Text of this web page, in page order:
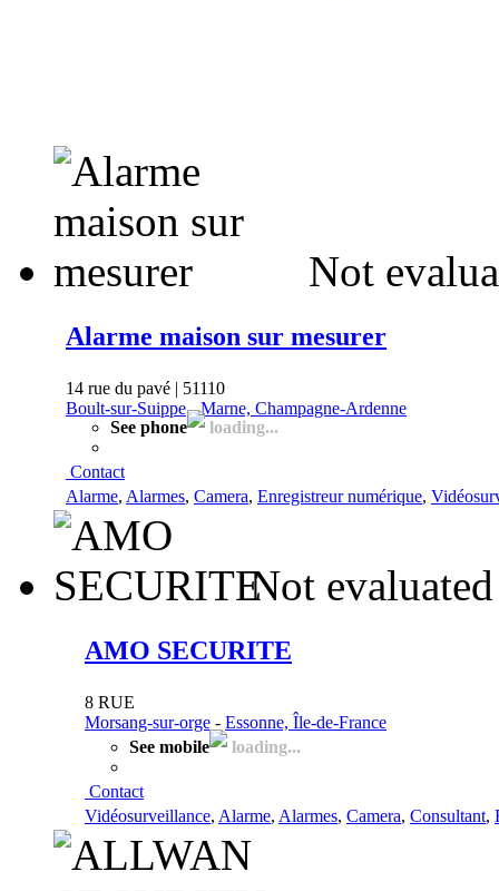
Not
Alarme maison sur mesurer
14 rue du pavé | 51110
Boult-sur-Suippe-Marne, Champagne-Ardenne
See phone
loading...
Contact
Alarme, Alarmes, Camera, Enregistreur numérique,
Not
AMO SECURITE
8 RUE
Morsang-sur-orge - Essonne, Île-de-France
See mobile
loading...
Contact
Vidéosurveillance, Alarme, Alarmes, Camera, Consultant,